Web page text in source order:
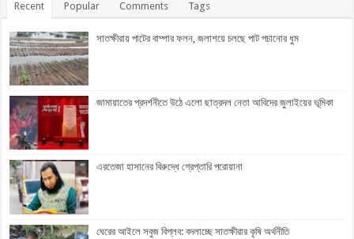
Recent Popular Comments Tags
সাতক্ষীরায় পাটের বাম্পার ফলন, জলাশয়ে চলছে পাট পচানোর ধুম
জামায়াতের প্রদর্শনীতে উঠে এলো ছাত্রদল নেতা আবিদের জুলাইয়ের ভূমিকা
এরতেজা হাসানের বিরুদ্ধে গ্রেপ্তারি পরোয়ানা
ঘেরের আইলে সবুজ বিপ্লব: বদলাচ্ছে সাতক্ষীরার কৃষি অর্থনীতি